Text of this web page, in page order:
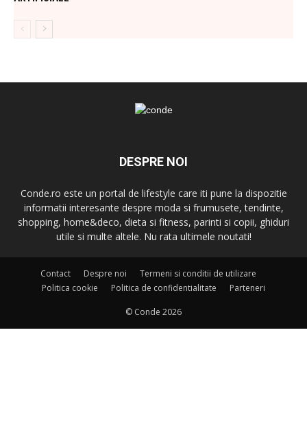
DESPRE NOI
Conde.ro este un portal de lifestyle care iti pune la dispozitie
informatii interesante despre moda si frumusete, tendinte,
shopping, home&deco, dieta si fitness, parinti si copii, ghiduri
utile si multe altele. Nu rata ultimele noutati!
Contact Despre noi
Termeni si conditii de utilizare
Politica cookie
Politica de confidentialitate Parteneri
© Conde 2026